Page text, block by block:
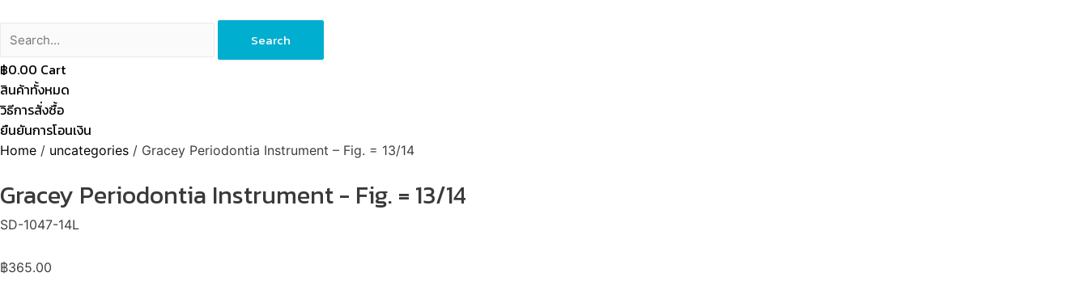
Search
฿0.00 Cart
สินค้าทั้งหมด
วิธีการสั่งซื้อ
ยืนยันการโอนเงิน
Home / uncategories / Gracey Periodontia Instrument – Fig. = 13/14
Gracey Periodontia Instrument - Fig. = 13/14
SD-1047-14L
฿365.00